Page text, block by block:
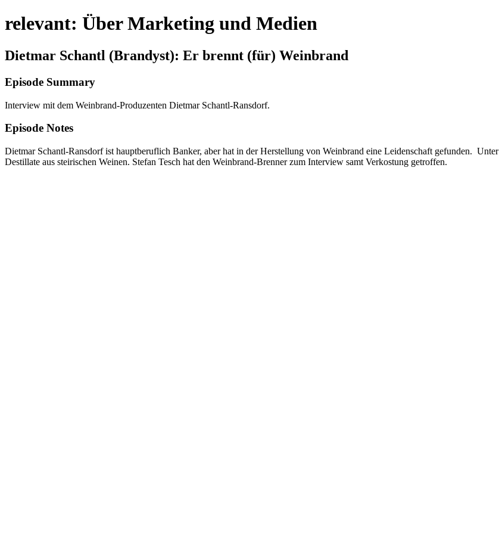
relevant: Über Marketing und Medien
Dietmar Schantl (Brandyst): Er brennt (für) Weinbrand
Episode Summary
Interview mit dem Weinbrand-Produzenten Dietmar Schantl-Ransdorf.
Episode Notes
Dietmar Schantl-Ransdorf ist hauptberuflich Banker, aber hat in der Herstellung von Weinbrand eine Leidenschaft gefunden.
Destillate aus steirischen Weinen. Stefan Tesch hat den Weinbrand-Brenner zum Interview samt Verkostung getroffen.